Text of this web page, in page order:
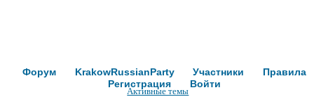
Форум KrakowRussianParty Участники
Правила
Регистрация
Войти
Активные темы